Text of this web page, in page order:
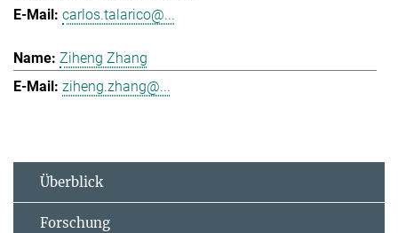
carlos.talarico@...
Ziheng Zhang
ziheng.zhang@...
Überblick
Forschung